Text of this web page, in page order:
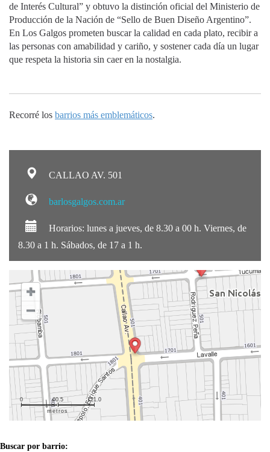
de Interés Cultural” y obtuvo la distinción oficial del Ministerio de
Producción de la Nación de “Sello de Buen Diseño Argentino”.
En Los Galgos prometen buscar la calidad en cada plato, recibir a
las personas con amabilidad y cariño, y sostener cada día un lugar
que respeta la historia sin caer en la nostalgia.
Recorré los barrios más emblemáticos.
CALLAO AV. 501
barlosgalgos.com.ar
Horarios: lunes a jueves, de 8.30 a 00 h. Viernes, de
8.30 a 1 h. Sábados, de 17 a 1 h.
metros
0 60.5 121.0
Buscar por barrio: